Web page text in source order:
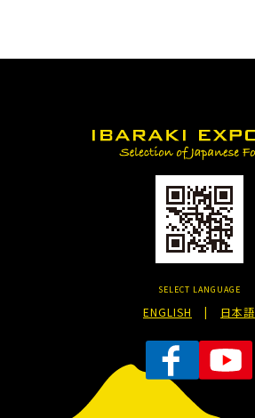
SELECT LANGUAGE
ENGLISH | 日本語